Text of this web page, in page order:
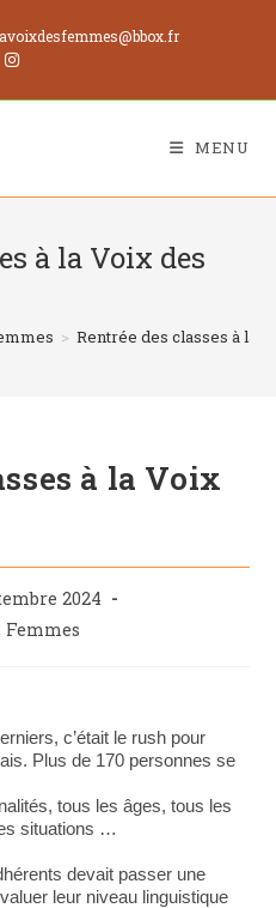
MENU
à la Voix des
> Rentrée des classes à la
à la Voix
2024
Femmes
c’était le rush pour
Plus de 170 personnes se
tous les âges, tous les
situations …
devait passer une
leur niveau linguistique